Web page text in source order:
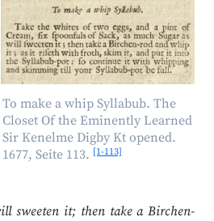
To make a whip Syllabub. The
Closet Of the Eminently Learned
Sir Kenelme Digby Kt opened.
1677, Seite 113. [1-113]
sweeten it; then take a Birchen-